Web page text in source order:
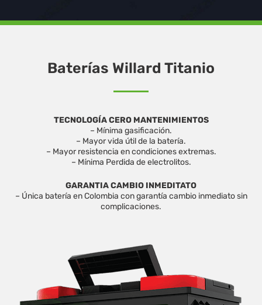
Baterías Willard Titanio
TECNOLOGÍA CERO MANTENIMIENTOS
– Mínima gasificación.
– Mayor vida útil de la batería.
– Mayor resistencia en condiciones extremas.
– Mínima Perdida de electrolitos.
GARANTIA CAMBIO INMEDITATO
– Única batería en Colombia con garantía cambio inmediato sin
complicaciones.